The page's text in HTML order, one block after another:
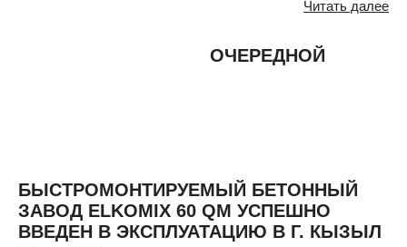
Читать далее
ОЧЕРЕДНОЙ
БЫСТРОМОНТИРУЕМЫЙ БЕТОННЫЙ
ЗАВОД ELKOMIX 60 QM УСПЕШНО
ВВЕДЕН В ЭКСПЛУАТАЦИЮ В Г. КЫЗЫЛ